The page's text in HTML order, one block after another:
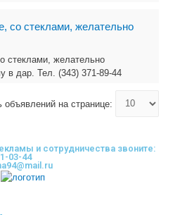
со стеклами, желательно
стеклами, желательно
в дар. Тел. (343) 371-89-44
объявлений на странице:
и сотрудничества звоните:
03-44